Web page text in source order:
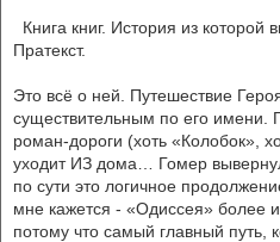
Книга книг. История из которой
Пратекст.
Это всё о ней. Путешествие
существительным по его имени.
роман-дороги (хоть «Колобок»,
уходит ИЗ дома… Гомер
по сути это логичное
мне кажется - «Одиссея» более
потому что самый главный